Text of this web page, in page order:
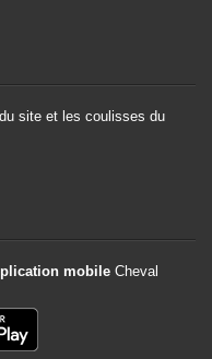
site et les coulisses du
mobile Cheval